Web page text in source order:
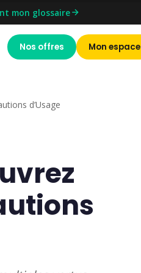
mon glossaire
Nos offres Mon espace
d’Usage